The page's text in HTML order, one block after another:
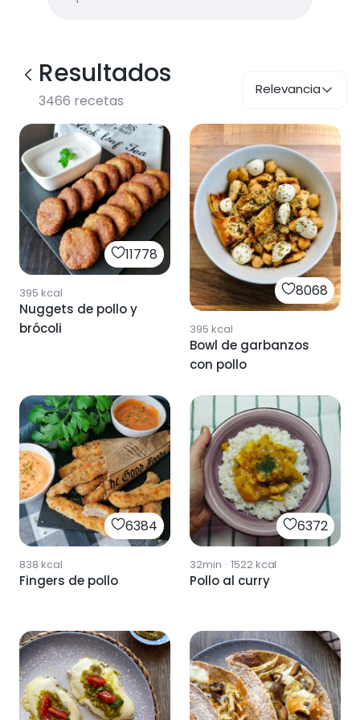
Resultados
3466 recetas
Relevancia
11778
395 kcal
Nuggets de pollo y
brócoli
8068
395 kcal
Bowl de garbanzos
con pollo
6384
838 kcal
Fingers de pollo
6372
32min · 1522kcal
Pollo al curry